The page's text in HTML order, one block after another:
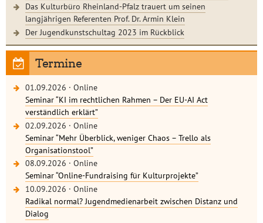
Das Kulturbüro Rheinland-Pfalz trauert um seinen
langjährigen Referenten Prof. Dr. Armin Klein
Der Jugendkunstschultag 2023 im Rückblick
Termine
01.09.2026 · Online
Seminar “KI im rechtlichen Rahmen – Der EU-AI Act
verständlich erklärt”
02.09.2026 · Online
Seminar “Mehr Überblick, weniger Chaos – Trello als
Organisationstool”
08.09.2026 · Online
Seminar “Online-Fundraising für Kulturprojekte”
10.09.2026 · Online
Radikal normal? Jugendmedienarbeit zwischen Distanz und
Dialog